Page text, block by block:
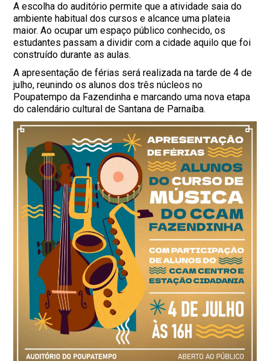
A escolha do auditório permite que a atividade saia do
ambiente habitual dos cursos e alcance uma plateia
maior. Ao ocupar um espaço público conhecido, os
estudantes passam a dividir com a cidade aquilo que foi
construído durante as aulas.
A apresentação de férias será realizada na tarde de 4 de
julho, reunindo os alunos dos três núcleos no
Poupatempo da Fazendinha e marcando uma nova etapa
do calendário cultural de Santana de Parnaíba.